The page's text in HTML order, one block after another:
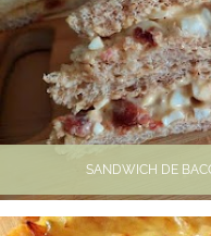
SANDWICH DE